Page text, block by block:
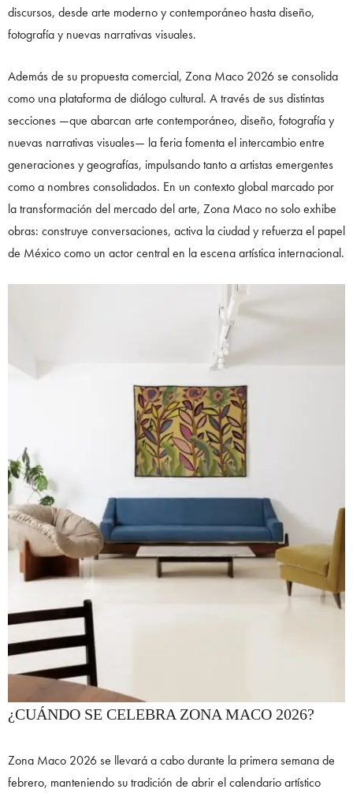
discursos, desde arte moderno y contemporáneo hasta diseño,
fotografía y nuevas narrativas visuales.
Además de su propuesta comercial, Zona Maco 2026 se consolida
como una plataforma de diálogo cultural. A través de sus distintas
secciones —que abarcan arte contemporáneo, diseño, fotografía y
nuevas narrativas visuales— la feria fomenta el intercambio entre
generaciones y geografías, impulsando tanto a artistas emergentes
como a nombres consolidados. En un contexto global marcado por
la transformación del mercado del arte, Zona Maco no solo exhibe
obras: construye conversaciones, activa la ciudad y refuerza el papel
de México como un actor central en la escena artística internacional.
¿CUÁNDO SE CELEBRA ZONA MACO 2026?
Zona Maco 2026 se llevará a cabo durante la primera semana de
febrero, manteniendo su tradición de abrir el calendario artístico